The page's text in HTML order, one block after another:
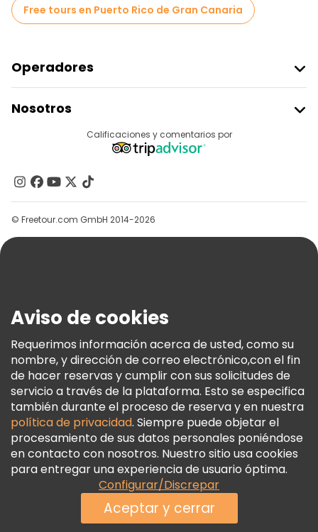
Free tours en Puerto Rico de Gran Canaria
Operadores
Acceder Como Proveedor
Programa De Afiliados
Nosotros
Contacto
Grupos
Ayuda
Términos E Información Legal
Política De Cookies
Freetour Premios
Programa De Fidelidad
Calificaciones y comentarios por
© Freetour.com GmbH 2014-2026
Aviso de cookies
Requerimos información acerca de usted, como su
nombre, y dirección de correo electrónico,con el fin
de hacer reservas y cumplir con sus solicitudes de
servicio a través de la plataforma. Esto se especifica
también durante el proceso de reserva y en nuestra
política de privacidad. Siempre puede objetar el
procesamiento de sus datos personales poniéndose
en contacto con nosotros. Nuestro sitio usa cookies
para entregar una experiencia de usuario óptima.
Configurar/Discrepar
Aceptar y cerrar